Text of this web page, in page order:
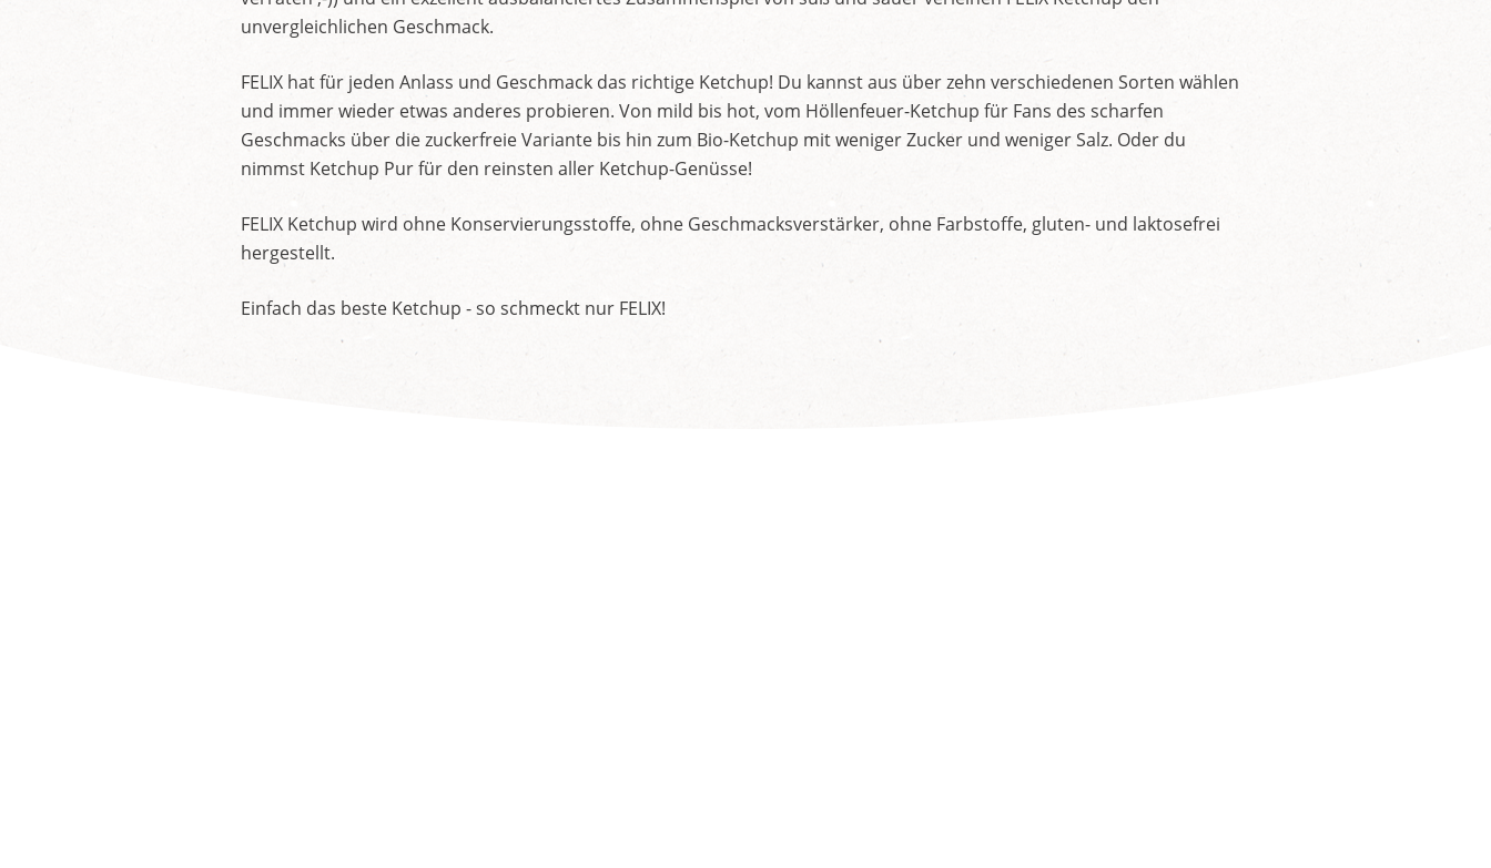
unvergleichlichen Geschmack.
FELIX hat für jeden Anlass und Geschmack das richtige Ketchup! Du kannst aus über zehn verschiedenen Sorten wählen
und immer wieder etwas anderes probieren. Von mild bis hot, vom Höllenfeuer-Ketchup für Fans des scharfen
Geschmacks über die zuckerfreie Variante bis hin zum Bio-Ketchup mit weniger Zucker und weniger Salz. Oder du
nimmst Ketchup Pur für den reinsten aller Ketchup-Genüsse!
FELIX Ketchup wird ohne Konservierungsstoffe, ohne Geschmacksverstärker, ohne Farbstoffe, gluten- und laktosefrei
hergestellt.
Einfach das beste Ketchup - so schmeckt nur FELIX!